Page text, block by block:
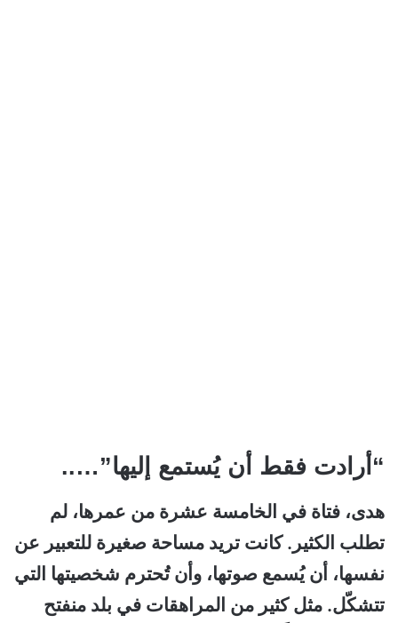
“أرادت فقط أن يُستمع إليها”…..
هدى، فتاة في الخامسة عشرة من عمرها، لم
تطلب الكثير. كانت تريد مساحة صغيرة للتعبير عن
نفسها، أن يُسمع صوتها، وأن تُحترم شخصيتها التي
تتشكّل. مثل كثير من المراهقات في بلد منفتح